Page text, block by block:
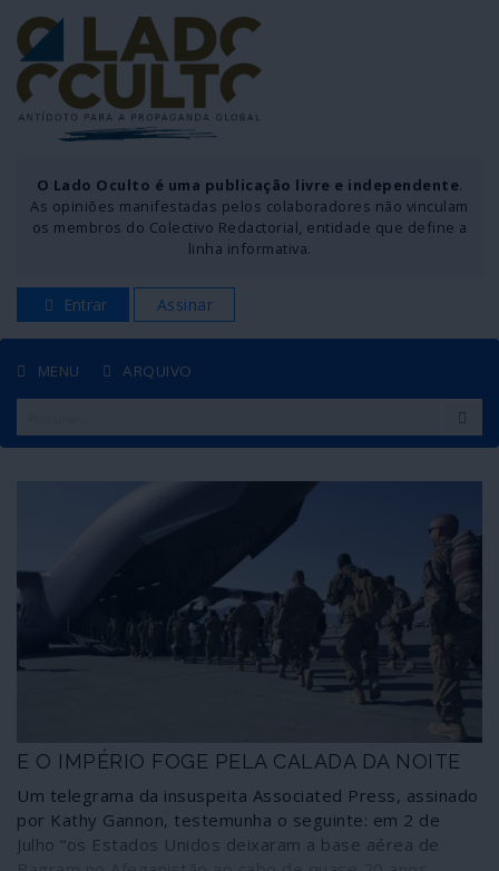
O Lado Oculto é uma publicação livre e independente.
As opiniões manifestadas pelos colaboradores não vinculam
os membros do Colectivo Redactorial, entidade que define a
linha informativa.
Entrar Assinar
MENU ARQUIVO
E O IMPÉRIO FOGE PELA CALADA DA NOITE
Um telegrama da insuspeita Associated Press, assinado
por Kathy Gannon, testemunha o seguinte: em 2 de
Julho “os Estados Unidos deixaram a base aérea de